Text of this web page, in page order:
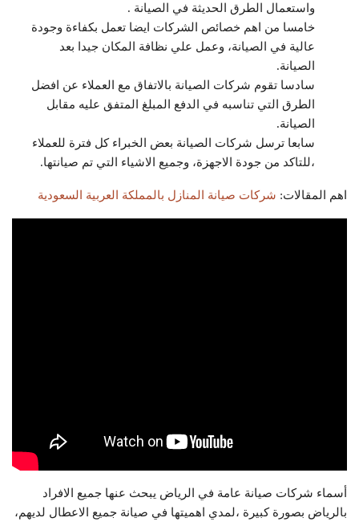
واستعمال الطرق الحديثة في الصيانة .
خامسا من اهم خصائص الشركات ايضا تعمل بكفاءة وجودة
عالية في الصيانة، وعمل علي نظافة المكان جيدا بعد
الصيانة.
سادسا تقوم شركات الصيانة بالاتفاق مع العملاء عن افضل
الطرق التي تناسبه في الدفع المبلغ المتفق عليه مقابل
الصيانة.
سابعا ترسل شركات الصيانة بعض الخبراء كل فترة للعملاء
،للتاكد من جودة الاجهزة، وجميع الاشياء التي تم صيانتها.
اهم المقالات: شركات صيانة المنازل بالمملكة العربية السعودية
أسماء شركات صيانة عامة في الرياض يبحث عنها جميع الافراد
بالرياض بصورة كبيرة ،لمدي اهميتها في صيانة جميع الاعطال لديهم،